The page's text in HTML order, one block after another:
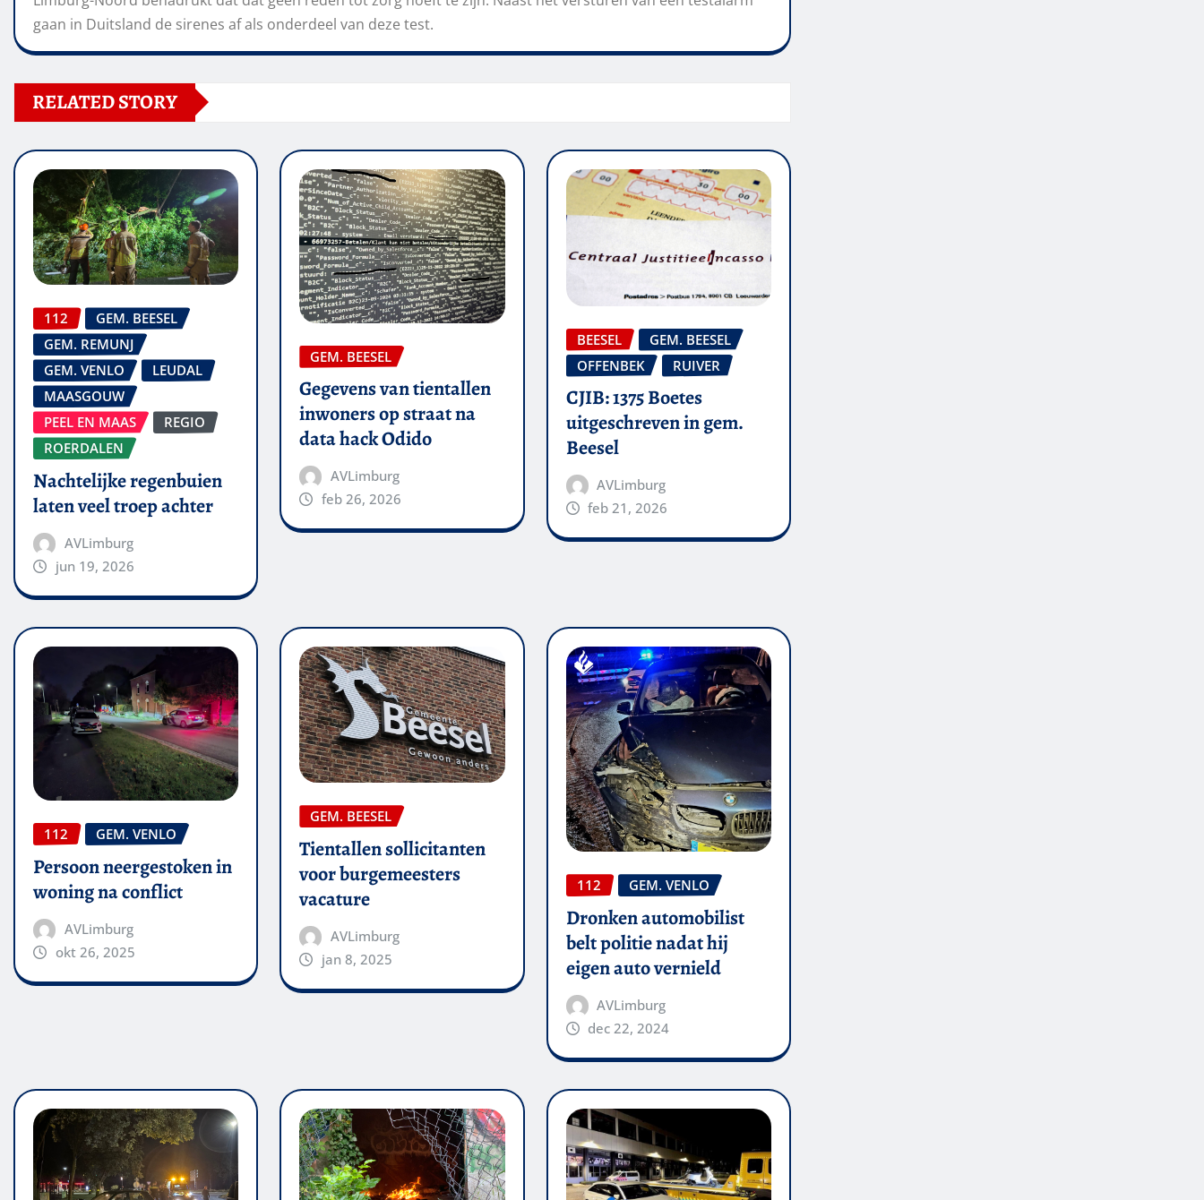
gaan in Duitsland de sirenes af als onderdeel van deze test.
RELATED STORY
112
GEM. BEESEL
GEM. REMUNJ
GEM. VENLO
LEUDAL
MAASGOUW
PEEL EN MAAS
REGIO
ROERDALEN
Nachtelijke regenbuien
laten veel troep achter
AVLimburg
jun 19, 2026
GEM. BEESEL
Gegevens van tientallen
inwoners op straat na
data hack Odido
AVLimburg
feb 26, 2026
BEESEL
GEM. BEESEL
OFFENBEK
RUIVER
CJIB: 1375 Boetes
uitgeschreven in gem.
Beesel
AVLimburg
feb 21, 2026
112 GEM. VENLO
Persoon neergestoken in
woning na conflict
AVLimburg
okt 26, 2025
GEM. BEESEL
Tientallen sollicitanten
voor burgemeesters
vacature
AVLimburg
jan 8, 2025
112 GEM. VENLO
Dronken automobilist
belt politie nadat hij
eigen auto vernield
AVLimburg
dec 22, 2024